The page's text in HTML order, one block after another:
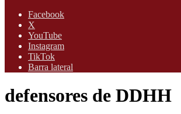
Facebook
X
YouTube
Instagram
TikTok
Barra lateral
defensores de DDHH